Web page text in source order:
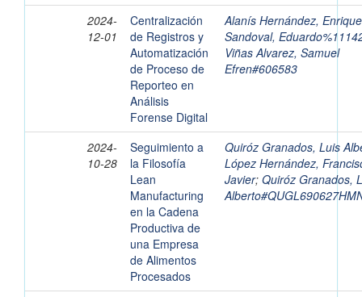
2024-
12-01
Centralización
de Registros y
Automatización
de Proceso de
Reporteo en
Análisis
Forense Digital
Alanís Hernández, Enrique
Sandoval,
Viñas Alvarez, Samuel
Efren#606583
2024-
10-28
Seguimiento a
la Filosofía
Lean
Manufacturing
en la Cadena
Productiva de
una Empresa
de Alimentos
Procesados
Quiróz Granados, Luis
López Hernández,
Javier; Quiróz Granados,